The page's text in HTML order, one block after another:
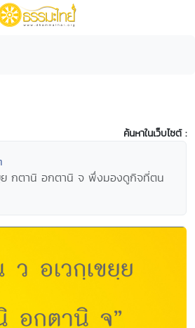
ค้นหาในเว็บไซต์ :
ย กตานิ อกตานิ จ พึ่งมองดูกิจที่ตน